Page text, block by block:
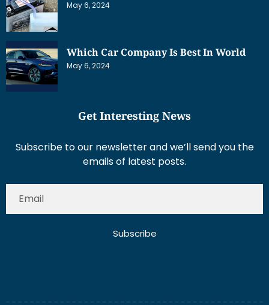
May 6, 2024
Which Car Company Is Best In World
May 6, 2024
Get Interesting News
Subscribe to our newsletter and we’ll send you the
emails of latest posts.
Subscribe